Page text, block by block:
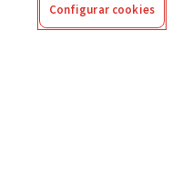
Configurar cookies